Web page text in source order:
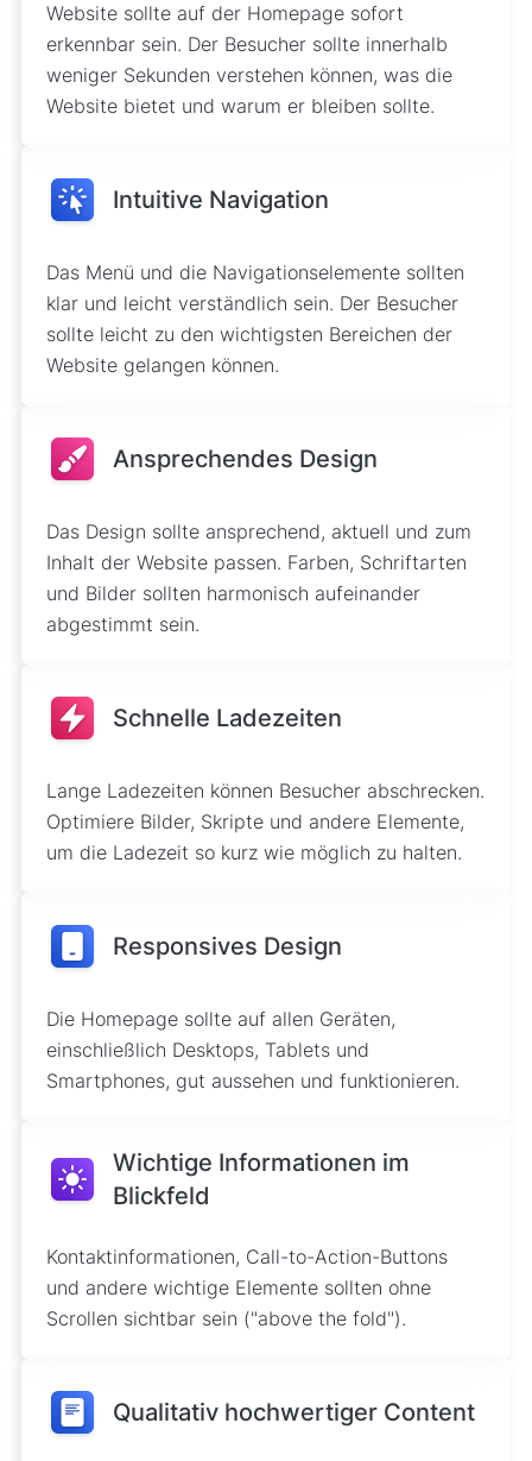
Website sollte auf der Homepage sofort
erkennbar sein. Der Besucher sollte innerhalb
weniger Sekunden verstehen können, was die
Website bietet und warum er bleiben sollte.
Intuitive Navigation
Das Menü und die Navigationselemente sollten
klar und leicht verständlich sein. Der Besucher
sollte leicht zu den wichtigsten Bereichen der
Website gelangen können.
Ansprechendes Design
Das Design sollte ansprechend, aktuell und zum
Inhalt der Website passen. Farben, Schriftarten
und Bilder sollten harmonisch aufeinander
abgestimmt sein.
Schnelle Ladezeiten
Lange Ladezeiten können Besucher abschrecken.
Optimiere Bilder, Skripte und andere Elemente,
um die Ladezeit so kurz wie möglich zu halten.
Responsives Design
Die Homepage sollte auf allen Geräten,
einschließlich Desktops, Tablets und
Smartphones, gut aussehen und funktionieren.
Wichtige Informationen im
Blickfeld
Kontaktinformationen, Call-to-Action-Buttons
und andere wichtige Elemente sollten ohne
Scrollen sichtbar sein ("above the fold").
Qualitativ hochwertiger Content